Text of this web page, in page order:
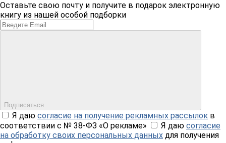
Оставьте свою почту и получите в подарок электронную
книгу из нашей особой подборки
Подписаться
Я даю согласие на получение рекламных рассылок в
соответствии с № 38-ФЗ «О рекламе»
Я даю согласие
на обработку своих персональных данных для получения